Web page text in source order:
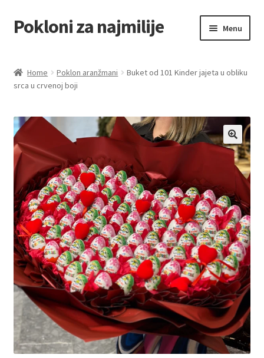
Skip
to
Skip
to
Pokloni za najmilije Menu
Akcija za dan zaljubljenih
Baloni
Blog
Čaj i kafa
Cart
Checkout
Contact
Corporate gifts
Craft
Home Poklon aranžmani
Buket od 101 Kinder jajeta u obliku
srca u crvenoj boji